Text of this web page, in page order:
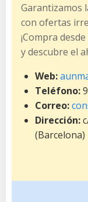
Garantizamos
con ofertas
¡Compra
y descubre el
Web:
Teléfono:
Correo:
Dirección:
(Barcelona)